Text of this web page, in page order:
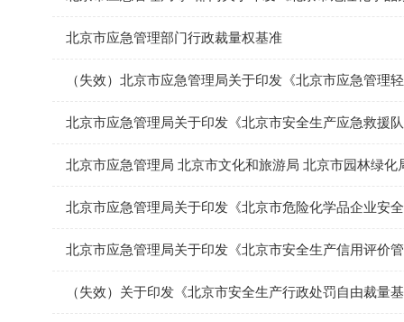
北京市应急管理部门行政裁量权基准
北京市应急管理局关于印发《北京市安全生产应急救援
北京市应急管理局关于印发《北京市安全生产信用评价
（失效）关于印发《北京市安全生产行政处罚自由裁量